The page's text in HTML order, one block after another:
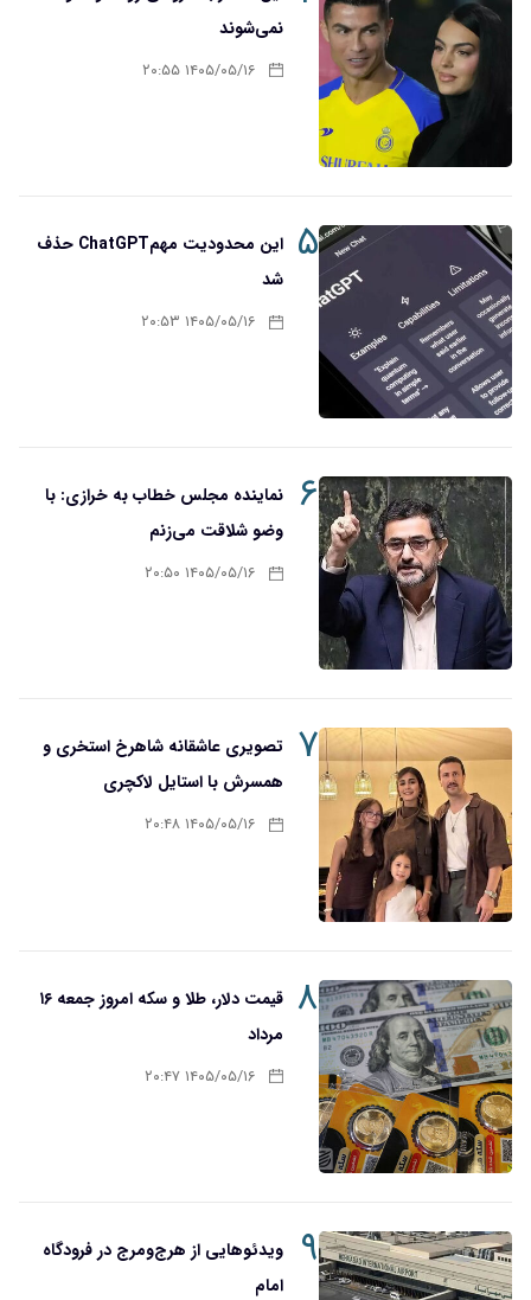
نمی‌شوند
۱۴۰۵/۰۵/۱۶ ۲۰:۵۵
۵
این محدودیت مهمChatGPT حذف
شد
۱۴۰۵/۰۵/۱۶ ۲۰:۵۳
۶
نماینده مجلس خطاب به خرازی: با
وضو شلاقت می‌زنم
۱۴۰۵/۰۵/۱۶ ۲۰:۵۰
۷
تصویری عاشقانه شاهرخ استخری و
همسرش با استایل لاکچری
۱۴۰۵/۰۵/۱۶ ۲۰:۴۸
۸
قیمت دلار، طلا و سکه امروز جمعه ۱۶
مرداد
۱۴۰۵/۰۵/۱۶ ۲۰:۴۷
۹
ویدئوهایی از هرج‌ومرج در فرودگاه
امام